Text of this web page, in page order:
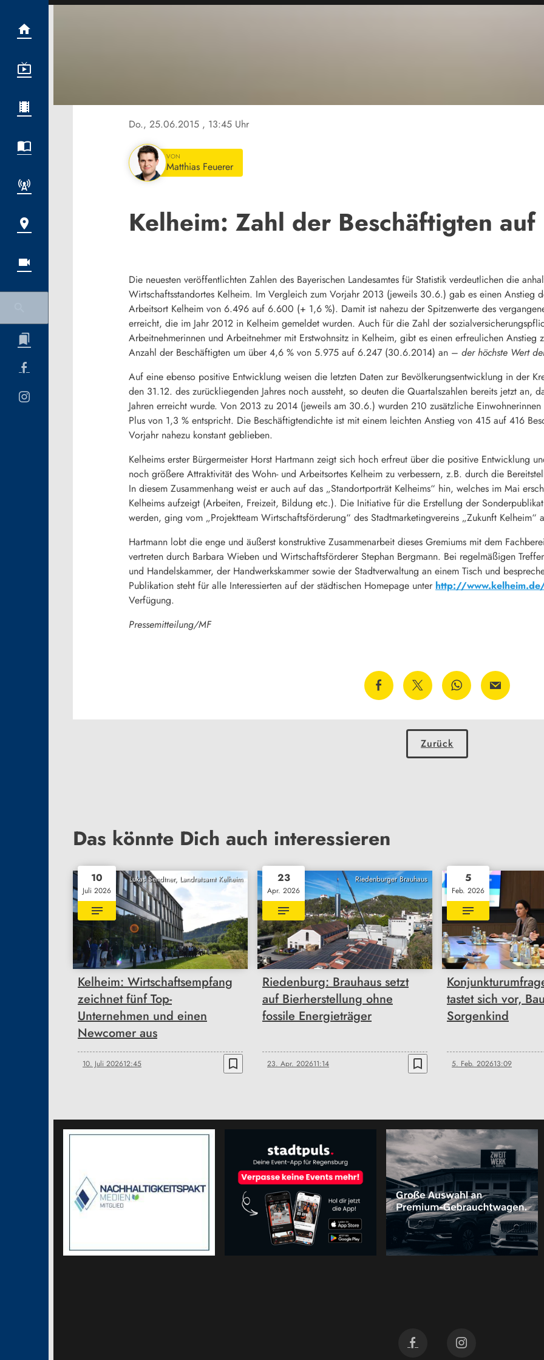
Do., 25.06.2015 , 13:45 Uhr
VON
Matthias Feuerer
Kelheim: Zahl der Beschäftigten auf
Die neuesten veröffentlichten Zahlen des Bayerischen Landesamtes für Statistik verdeutlichen die
Wirtschaftsstandortes Kelheim. Im Vergleich zum Vorjahr 2013 (jeweils 30.6.) gab es einen Anstieg
Arbeitsort Kelheim von 6.496 auf 6.600 (+ 1,6 %). Damit ist nahezu der Spitzenwerte des
erreicht, die im Jahr 2012 in Kelheim gemeldet wurden. Auch für die Zahl der
Arbeitnehmerinnen und Arbeitnehmer mit Erstwohnsitz in Kelheim, gibt es einen erfreulichen
Anzahl der Beschäftigten um über 4,6 % von 5.975 auf 6.247 (30.6.2014) an – der höchste Wert
Auf eine ebenso positive Entwicklung weisen die letzten Daten zur Bevölkerungsentwicklung in der
den 31.12. des zurückliegenden Jahres noch aussteht, so deuten die Quartalszahlen bereits jetzt an,
Jahren erreicht wurde. Von 2013 zu 2014 (jeweils am 30.6.) wurden 210 zusätzliche
Plus von 1,3 % entspricht. Die Beschäftigtendichte ist mit einem leichten Anstieg von 415 auf 416
Vorjahr nahezu konstant geblieben.
Kelheims erster Bürgermeister Horst Hartmann zeigt sich hoch erfreut über die positive Entwicklung
noch größere Attraktivität des Wohn- und Arbeitsortes Kelheim zu verbessern, z.B. durch die
In diesem Zusammenhang weist er auch auf das „Standortporträt Kelheims“ hin, welches im Mai
Kelheims aufzeigt (Arbeiten, Freizeit, Bildung etc.). Die Initiative für die Erstellung der
werden, ging vom „Projektteam Wirtschaftsförderung“ des Stadtmarketingvereins „Zukunft Kelheim“
Hartmann lobt die enge und äußerst konstruktive Zusammenarbeit dieses Gremiums mit dem
vertreten durch Barbara Wieben und Wirtschaftsförderer Stephan Bergmann. Bei regelmäßigen
und Handelskammer, der Handwerkskammer sowie der Stadtverwaltung an einem Tisch und
Publikation steht für alle Interessierten auf der städtischen Homepage unter http://
Verfügung.
Pressemitteilung/MF
Zurück
Das könnte Dich auch interessieren
Lukas Sendtner, Landratsamt Kelheim
10
Juli 2026
Kelheim: Wirtschaftsempfang
zeichnet fünf Top-
Unternehmen und einen
Newcomer aus
10. Juli 202612:45 bookmark_border
Riedenburger Brauhaus
23
Apr. 2026
Riedenburg: Brauhaus setzt
auf Bierherstellung ohne
fossile Energieträger
23. Apr. 202611:14 bookmark_border
5
Feb. 2026
tastet sich vor,
Sorgenkind
5. Feb. 202613:09